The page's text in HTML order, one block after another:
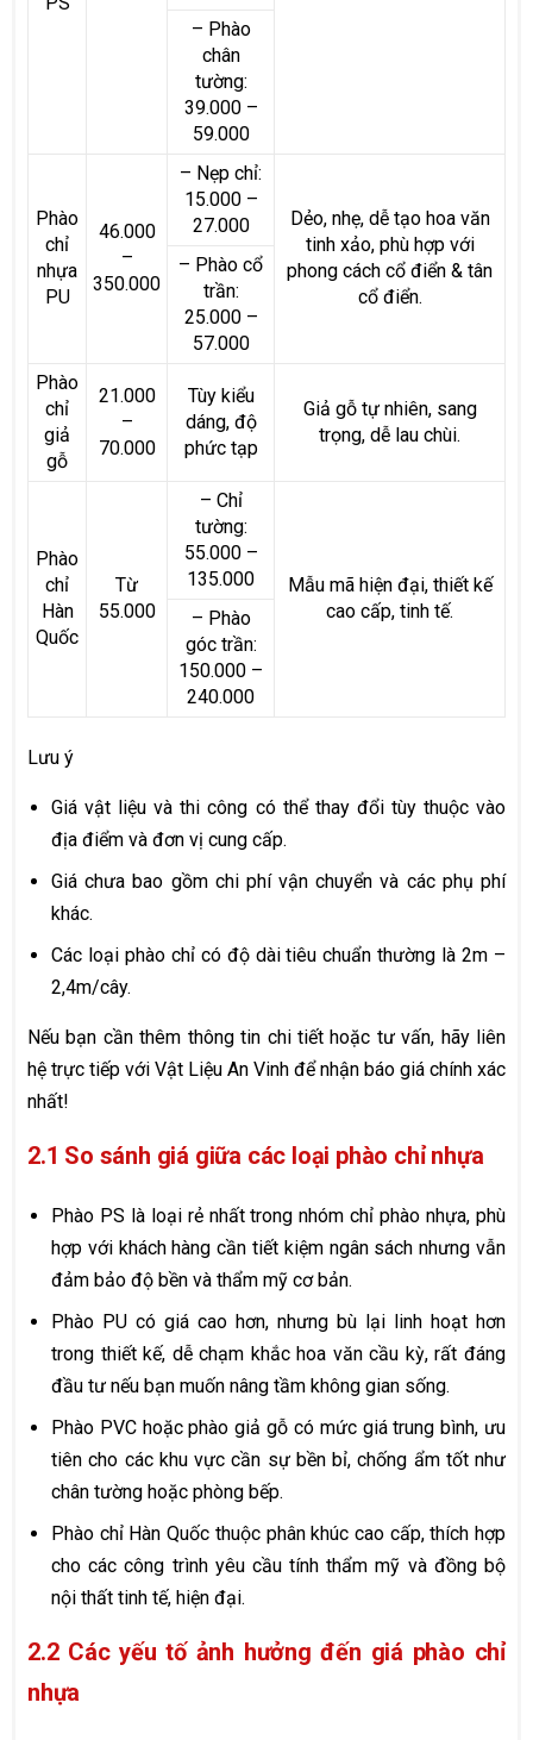
– Phào
chân
tường:
39.000 –
59.000
Phào
chỉ
nhựa
PU
46.000
–
350.000
– Nẹp chỉ:
15.000 –
27.000
Dẻo, nhẹ, dễ tạo hoa văn
tinh xảo, phù hợp với
phong cách cổ điển & tân
cổ điển.
– Phào cổ
trần:
25.000 –
57.000
Phào
chỉ
giả
gỗ
21.000
–
70.000
Tùy kiểu
dáng, độ
phức tạp
Giả gỗ tự nhiên, sang
trọng, dễ lau chùi.
Phào
chỉ
Hàn
Quốc
Từ
55.000
– Chỉ
tường:
55.000 –
135.000
Mẫu mã hiện đại, thiết kế
cao cấp, tinh tế.
– Phào
góc trần:
150.000 –
240.000
Lưu ý
Giá vật liệu và thi công có thể thay đổi tùy thuộc vào
địa điểm và đơn vị cung cấp.
Giá chưa bao gồm chi phí vận chuyển và các phụ phí
khác.
Các loại phào chỉ có độ dài tiêu chuẩn thường là 2m –
2,4m/cây.
Nếu bạn cần thêm thông tin chi tiết hoặc tư vấn, hãy liên
hệ trực tiếp với Vật Liệu An Vinh để nhận báo giá chính xác
nhất!
2.1 So sánh giá giữa các loại phào chỉ nhựa
Phào PS là loại rẻ nhất trong nhóm chỉ phào nhựa, phù
hợp với khách hàng cần tiết kiệm ngân sách nhưng vẫn
đảm bảo độ bền và thẩm mỹ cơ bản.
Phào PU có giá cao hơn, nhưng bù lại linh hoạt hơn
trong thiết kế, dễ chạm khắc hoa văn cầu kỳ, rất đáng
đầu tư nếu bạn muốn nâng tầm không gian sống.
Phào PVC hoặc phào giả gỗ có mức giá trung bình, ưu
tiên cho các khu vực cần sự bền bỉ, chống ẩm tốt như
chân tường hoặc phòng bếp.
Phào chỉ Hàn Quốc thuộc phân khúc cao cấp, thích hợp
cho các công trình yêu cầu tính thẩm mỹ và đồng bộ
nội thất tinh tế, hiện đại.
2.2 Các yếu tố ảnh hưởng đến giá phào chỉ
nhựa